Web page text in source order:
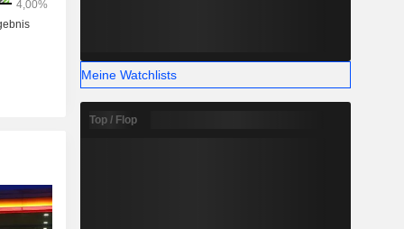
Meine Watchlists
Top / Flop